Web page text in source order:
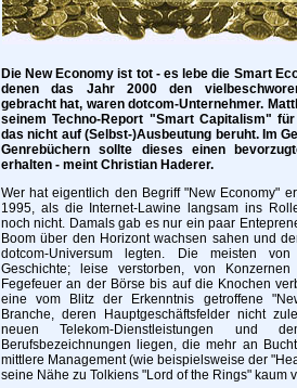
Die New Economy ist tot - es lebe die Smart
denen das Jahr 2000 den
gebracht hat, waren dotcom-Unternehmer.
seinem Techno-Report "Smart Capitalism"
das nicht auf (Selbst-)Ausbeutung beruht. Im
Genrebüchern sollte dieses einen
erhalten - meint Christian Haderer.
Wer hat eigentlich den Begriff "New Economy"
1995, als die Internet-Lawine langsam ins
noch nicht. Damals gab es nur ein paar
Boom über den Horizont wachsen sahen und
dotcom-Universum legten. Die meisten
Geschichte; leise verstorben, von
Fegefeuer an der Börse bis auf die Knochen
eine vom Blitz der Erkenntnis getroffene
Branche, deren Hauptgeschäftsfelder nicht
neuen Telekom-Dienstleistungen und
Berufsbezeichnungen liegen, die mehr an
mittlere Management (wie beispielsweise der
seine Nähe zu Tolkiens "Lord of the Rings" kaum